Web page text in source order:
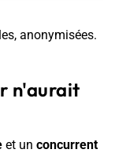
anonymisées.
n'aurait
et un concurrent